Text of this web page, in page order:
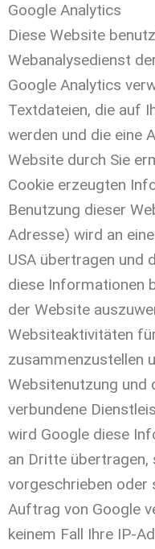
Google Analytics
Diese Website
Webanalysedienst
Google Analytics
Textdateien, die auf
werden und die eine
Website durch Sie
Cookie erzeugten
Benutzung dieser
Adresse) wird an
USA übertragen und
diese Informationen
der Website
Websiteaktivitäten
zusammenzustellen
Websitenutzung und
verbundene
wird Google diese
an Dritte
vorgeschrieben oder
Auftrag von Google
keinem Fall Ihre IP-